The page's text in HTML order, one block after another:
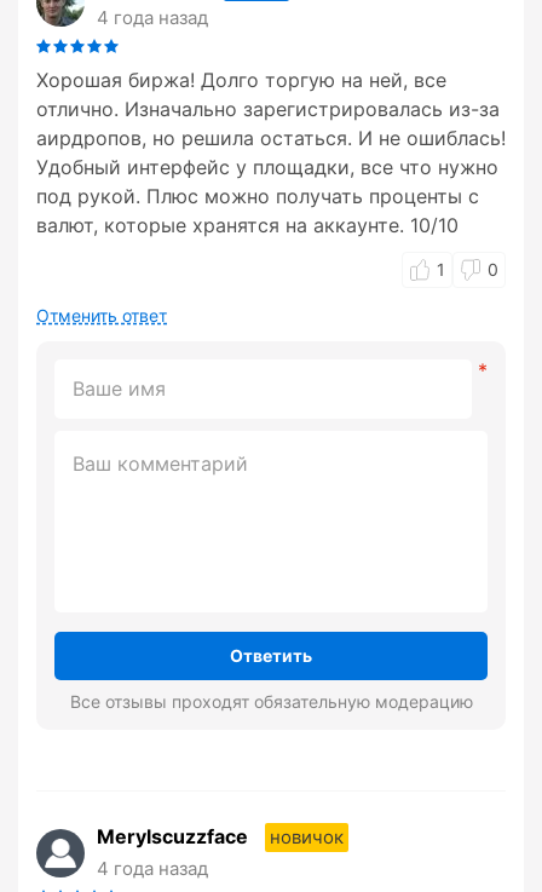
4 года назад
Хорошая биржа! Долго торгую на ней, все
отлично. Изначально зарегистрировалась из-за
аирдропов, но решила остаться. И не ошиблась!
Удобный интерфейс у площадки, все что нужно
под рукой. Плюс можно получать проценты с
валют, которые хранятся на аккаунте. 10/10
Отменить ответ
Ответить
Все отзывы проходят обязательную модерацию
1 0
Merylscuzzface
новичок
4 года назад